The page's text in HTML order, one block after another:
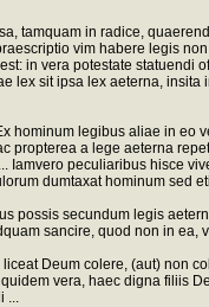
tamquam in radice,
vim habere legis
in vera potestate
sit ipsa lex aeterna,
legibus aliae in eo
a lege aeterna
peculiaribus hisce
dumtaxat hominum sed
secundum legis
sancire, quod non in ea,
Deum colere, (aut) non
vera, haec digna filiis